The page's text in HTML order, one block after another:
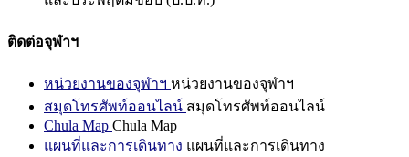
ติดต่อจุฬาฯ
หน่วยงานของจุฬาฯ หน่วยงานของจุฬาฯ
สมุดโทรศัพท์ออนไลน์ สมุดโทรศัพท์ออนไลน์
Chula Map Chula Map
แผนที่และการเดินทาง แผนที่และการเดินทาง